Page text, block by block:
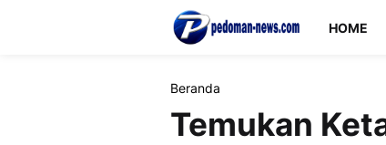
HOME
Beranda
Temukan